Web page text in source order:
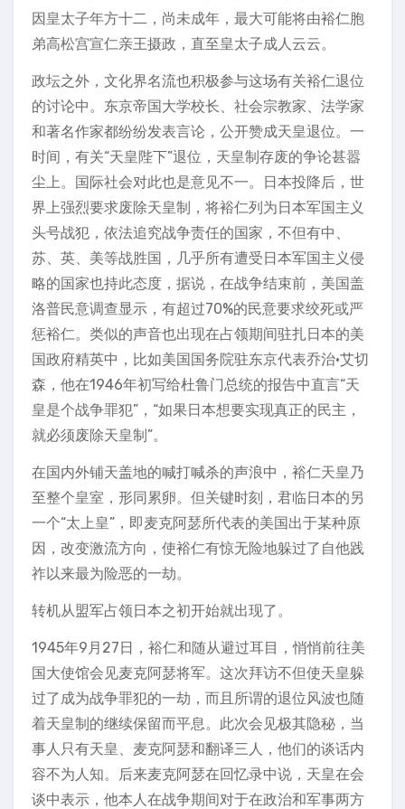
因皇太子年方十二，尚未成年，最大可能将由裕仁胞
弟高松宫宣仁亲王摄政，直至皇太子成人云云。
政坛之外，文化界名流也积极参与这场有关裕仁退位
的讨论中。东京帝国大学校长、社会宗教家、法学家
和著名作家都纷纷发表言论，公开赞成天皇退位。一
时间，有关“天皇陛下”退位，天皇制存废的争论甚嚣
尘上。国际社会对此也是意见不一。日本投降后，世
界上强烈要求废除天皇制，将裕仁列为日本军国主义
头号战犯，依法追究战争责任的国家，不但有中、
苏、英、美等战胜国，几乎所有遭受日本军国主义侵
略的国家也持此态度，据说，在战争结束前，美国盖
洛普民意调查显示，有超过70%的民意要求绞死或严
惩裕仁。类似的声音也出现在占领期间驻扎日本的美
国政府精英中，比如美国国务院驻东京代表乔治•艾切
森，他在1946年初写给杜鲁门总统的报告中直言“天
皇是个战争罪犯”，“如果日本想要实现真正的民主，
就必须废除天皇制”。
在国内外铺天盖地的喊打喊杀的声浪中，裕仁天皇乃
至整个皇室，形同累卵。但关键时刻，君临日本的另
一个“太上皇”，即麦克阿瑟所代表的美国出于某种原
因，改变激流方向，使裕仁有惊无险地躲过了自他践
祚以来最为险恶的一劫。
转机从盟军占领日本之初开始就出现了。
1945年9月27日，裕仁和随从避过耳目，悄悄前往美
国大使馆会见麦克阿瑟将军。这次拜访不但使天皇躲
过了成为战争罪犯的一劫，而且所谓的退位风波也随
着天皇制的继续保留而平息。此次会见极其隐秘，当
事人只有天皇、麦克阿瑟和翻译三人，他们的谈话内
容不为人知。后来麦克阿瑟在回忆录中说，天皇在会
谈中表示，他本人在战争期间对于在政治和军事两方